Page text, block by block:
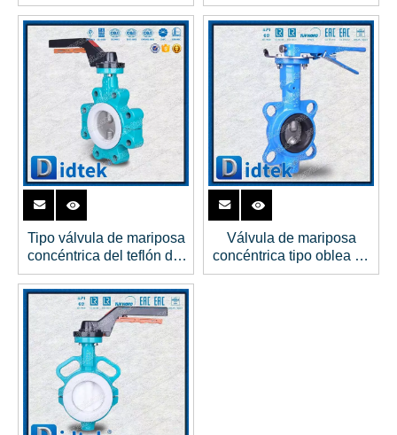
dúctil de conexión de
brida de asiento de EPDM
palanca de hierro fundido
Tipo válvula de mariposa
concéntrica del teflón del
estirón anti de la corrosión
del eje de 2 PC
Válvula de mariposa
concéntrica tipo oblea de
eje de 2 piezas sin